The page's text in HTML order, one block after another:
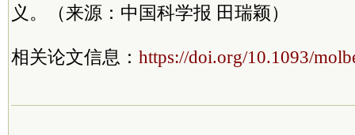
义。（来源：中国科学报 田瑞颖）
相关论文信息： https://doi.org/10.1093/